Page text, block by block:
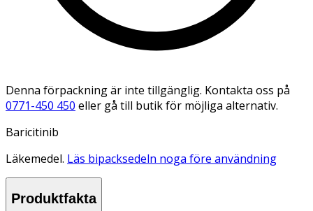
Denna förpackning är inte tillgänglig. Kontakta oss på
0771-450 450 eller gå till butik för möjliga alternativ.
Baricitinib
Läkemedel. Läs bipacksedeln noga före användning
Produktfakta